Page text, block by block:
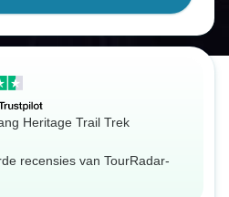
Heritage Trail Trek
recensies van TourRadar-